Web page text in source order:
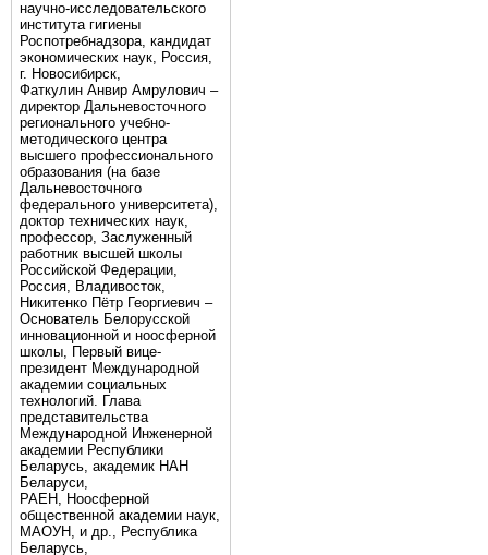
научно-исследовательского
института гигиены
Роспотребнадзора, кандидат
экономических наук, Россия,
г. Новосибирск,
Фаткулин Анвир Амрулович –
директор Дальневосточного
регионального учебно-
методического центра
высшего профессионального
образования (на базе
Дальневосточного
федерального университета),
доктор технических наук,
профессор, Заслуженный
работник высшей школы
Российской Федерации,
Россия, Владивосток,
Никитенко Пётр Георгиевич –
Основатель Белорусской
инновационной и ноосферной
школы, Первый вице-
президент Международной
академии социальных
технологий. Глава
представительства
Международной Инженерной
академии Республики
Беларусь, академик НАН
Беларуси,
РАЕН, Ноосферной
общественной академии наук,
МАОУН, и др., Республика
Беларусь,